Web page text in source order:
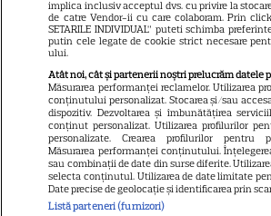
7
VEDETE STRĂINE
Ryan Gosling
Rider din
Anunțul făcut
a entuziasmat
DISNEY PLUS
„Diavolul se
implica inclusiv acceptul dvs. cu privire la
de catre Vendor-ii cu care colaboram. Prin click
SETARILE INDIVIDUAL” puteti schimba
putin cele legate de cookie strict necesare
ului.
Atât noi, cât și partenerii noștri prelucrăm datele
Măsurarea performanței reclamelor. Utilizarea
conținutului personalizat. Stocarea și/sau
dispozitiv. Dezvoltarea și îmbunătățirea
conținut personalizat. Utilizarea profilurilor
personalizate. Crearea profilurilor pentru
Măsurarea performanței conținutului.
sau combinații de date din surse diferite.
selecta conținutul. Utilizarea de date limitate
Date precise de geolocație și identificarea prin
Listă parteneri (furnizori)